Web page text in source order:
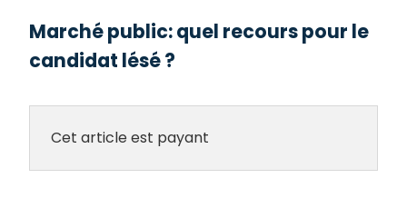
Marché public: quel recours pour le
candidat lésé ?
Cet article est payant